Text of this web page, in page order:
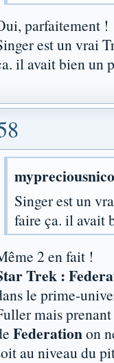
parfaitement !
est un vrai
il avait bien un
Singer est un
faire ça. il avait
2 en fait !
Trek :
le prime-
mais
Federationon
au niveau du